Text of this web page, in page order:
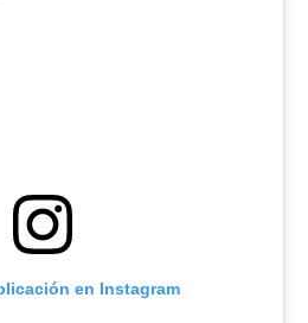
en Instagram